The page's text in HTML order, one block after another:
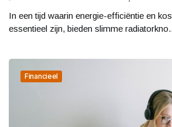
In een tijd waarin energie-efficiëntie en
essentieel zijn, bieden slimme
Financieel